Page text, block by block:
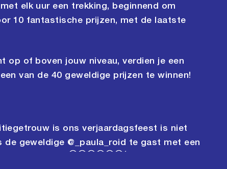
elk uur een trekking, beginnend om
10 fantastische prijzen, met de laatste
op of boven jouw niveau, verdien je een
van de 40 geweldige prijzen te winnen!
is ons verjaardagsfeest is niet
de geweldige @_paula_roid te gast met een